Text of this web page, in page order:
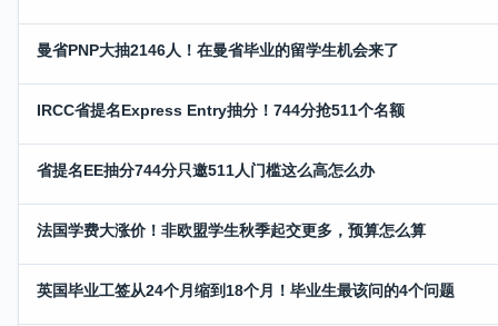
曼省PNP大抽2146人！在曼省毕业的留学生机会来了
IRCC省提名Express Entry抽分！744分抢511个名额
省提名EE抽分744分只邀511人门槛这么高怎么办
法国学费大涨价！非欧盟学生秋季起交更多，预算怎么算
英国毕业工签从24个月缩到18个月！毕业生最该问的4个问题